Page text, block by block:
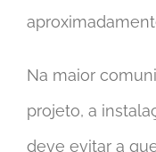
Na maior
projeto, a
deve evitar a